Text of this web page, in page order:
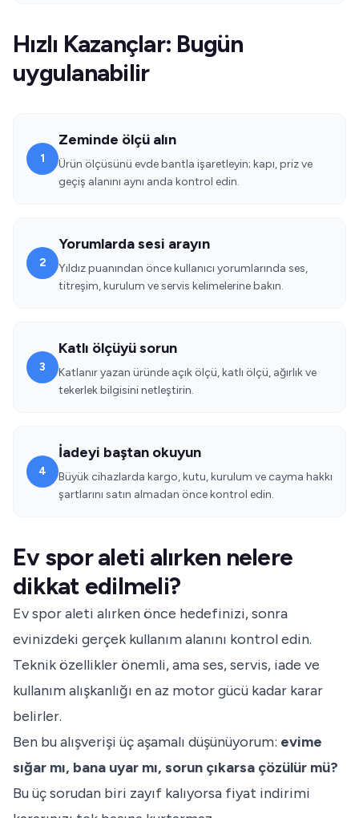
Hızlı Kazançlar: Bugün
uygulanabilir
1
Zeminde ölçü alın
Ürün ölçüsünü evde bantla işaretleyin; kapı, priz ve
geçiş alanını aynı anda kontrol edin.
2
Yorumlarda sesi arayın
Yıldız puanından önce kullanıcı yorumlarında ses,
titreşim, kurulum ve servis kelimelerine bakın.
3
Katlı ölçüyü sorun
Katlanır yazan üründe açık ölçü, katlı ölçü, ağırlık ve
tekerlek bilgisini netleştirin.
4
İadeyi baştan okuyun
Büyük cihazlarda kargo, kutu, kurulum ve cayma hakkı
şartlarını satın almadan önce kontrol edin.
Ev spor aleti alırken nelere
dikkat edilmeli?
Ev spor aleti alırken önce hedefinizi, sonra
evinizdeki gerçek kullanım alanını kontrol edin.
Teknik özellikler önemli, ama ses, servis, iade ve
kullanım alışkanlığı en az motor gücü kadar karar
belirler.
Ben bu alışverişi üç aşamalı düşünüyorum: evime
sığar mı, bana uyar mı, sorun çıkarsa çözülür mü?
Bu üç sorudan biri zayıf kalıyorsa fiyat indirimi